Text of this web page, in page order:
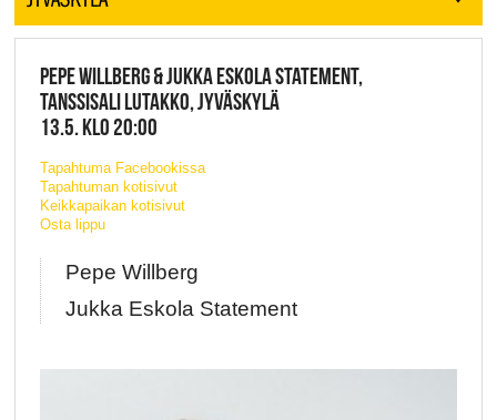
PEPE WILLBERG & JUKKA ESKOLA STATEMENT,
TANSSISALI LUTAKKO, JYVÄSKYLÄ
13.5. KLO 20:00
Tapahtuma Facebookissa
Tapahtuman kotisivut
Keikkapaikan kotisivut
Osta lippu
Pepe Willberg
Jukka Eskola Statement